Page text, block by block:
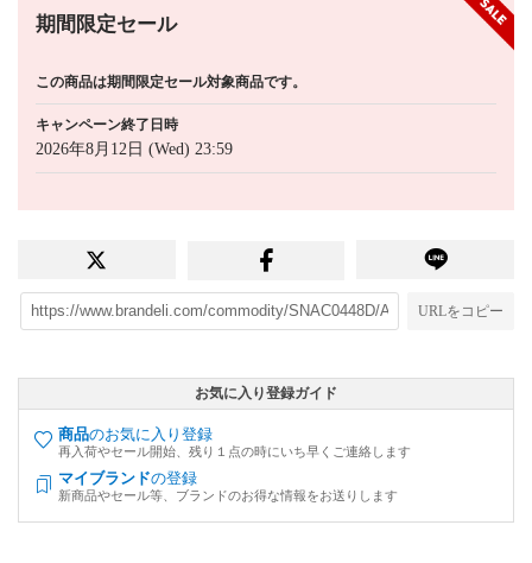
期間限定セール
この商品は期間限定セール対象商品です。
キャンペーン終了日時
2026年8月12日 (Wed) 23:59
URLをコピー
お気に入り登録ガイド
商品のお気に入り登録
再入荷やセール開始、残り１点の時にいち早くご連絡します
マイブランドの登録
新商品やセール等、ブランドのお得な情報をお送りします